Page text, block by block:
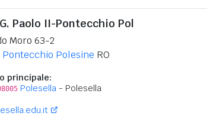
Paolo II-Pontecchio Pol
Moro 63-2
Pontecchio Polesine RO
principale:
Polesella - Polesella